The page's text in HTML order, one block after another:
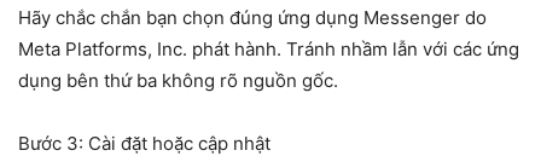
Hãy chắc chắn bạn chọn đúng ứng dụng Messenger do
Meta Platforms, Inc. phát hành. Tránh nhầm lẫn với các ứng
dụng bên thứ ba không rõ nguồn gốc.
Bước 3: Cài đặt hoặc cập nhật